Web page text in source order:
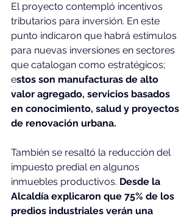
El proyecto contempló incentivos
tributarios para inversión. En este
punto indicaron que habrá estímulos
para nuevas inversiones en sectores
que catalogan como estratégicos;
estos son manufacturas de alto
valor agregado, servicios basados
en conocimiento, salud y proyectos
de renovación urbana.
También se resaltó la reducción del
impuesto predial en algunos
inmuebles productivos. Desde la
Alcaldía explicaron que 75% de los
predios industriales verán una